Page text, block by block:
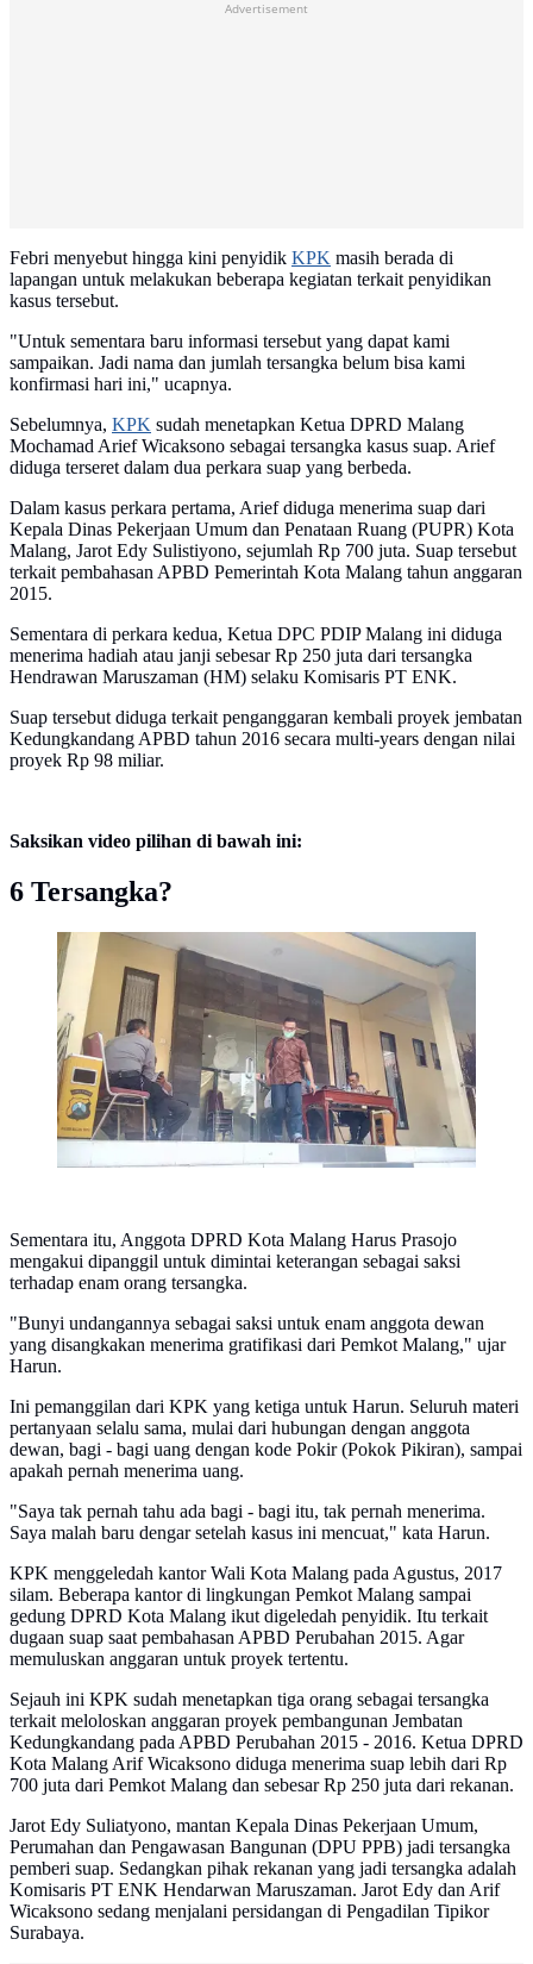
Advertisement
Febri menyebut hingga kini penyidik KPK masih berada di
lapangan untuk melakukan beberapa kegiatan terkait penyidikan
kasus tersebut.
"Untuk sementara baru informasi tersebut yang dapat kami
sampaikan. Jadi nama dan jumlah tersangka belum bisa kami
konfirmasi hari ini," ucapnya.
Sebelumnya, KPK sudah menetapkan Ketua DPRD Malang
Mochamad Arief Wicaksono sebagai tersangka kasus suap. Arief
diduga terseret dalam dua perkara suap yang berbeda.
Dalam kasus perkara pertama, Arief diduga menerima suap dari
Kepala Dinas Pekerjaan Umum dan Penataan Ruang (PUPR) Kota
Malang, Jarot Edy Sulistiyono, sejumlah Rp 700 juta. Suap tersebut
terkait pembahasan APBD Pemerintah Kota Malang tahun anggaran
2015.
Sementara di perkara kedua, Ketua DPC PDIP Malang ini diduga
menerima hadiah atau janji sebesar Rp 250 juta dari tersangka
Hendrawan Maruszaman (HM) selaku Komisaris PT ENK.
Suap tersebut diduga terkait penganggaran kembali proyek jembatan
Kedungkandang APBD tahun 2016 secara multi-years dengan nilai
proyek Rp 98 miliar.
Saksikan video pilihan di bawah ini:
6 Tersangka?
KPK memeriksa anggota DPR Kota Malang di Polres
Malang (Liputan6.com/ Zainul Arifin)
Sementara itu, Anggota DPRD Kota Malang Harus Prasojo
mengakui dipanggil untuk dimintai keterangan sebagai saksi
terhadap enam orang tersangka.
"Bunyi undangannya sebagai saksi untuk enam anggota dewan
yang disangkakan menerima gratifikasi dari Pemkot Malang," ujar
Harun.
Ini pemanggilan dari KPK yang ketiga untuk Harun. Seluruh materi
pertanyaan selalu sama, mulai dari hubungan dengan anggota
dewan, bagi - bagi uang dengan kode Pokir (Pokok Pikiran), sampai
apakah pernah menerima uang.
"Saya tak pernah tahu ada bagi - bagi itu, tak pernah menerima.
Saya malah baru dengar setelah kasus ini mencuat," kata Harun.
KPK menggeledah kantor Wali Kota Malang pada Agustus, 2017
silam. Beberapa kantor di lingkungan Pemkot Malang sampai
gedung DPRD Kota Malang ikut digeledah penyidik. Itu terkait
dugaan suap saat pembahasan APBD Perubahan 2015. Agar
memuluskan anggaran untuk proyek tertentu.
Sejauh ini KPK sudah menetapkan tiga orang sebagai tersangka
terkait meloloskan anggaran proyek pembangunan Jembatan
Kedungkandang pada APBD Perubahan 2015 - 2016. Ketua DPRD
Kota Malang Arif Wicaksono diduga menerima suap lebih dari Rp
700 juta dari Pemkot Malang dan sebesar Rp 250 juta dari rekanan.
Jarot Edy Suliatyono, mantan Kepala Dinas Pekerjaan Umum,
Perumahan dan Pengawasan Bangunan (DPU PPB) jadi tersangka
pemberi suap. Sedangkan pihak rekanan yang jadi tersangka adalah
Komisaris PT ENK Hendarwan Maruszaman. Jarot Edy dan Arif
Wicaksono sedang menjalani persidangan di Pengadilan Tipikor
Surabaya.